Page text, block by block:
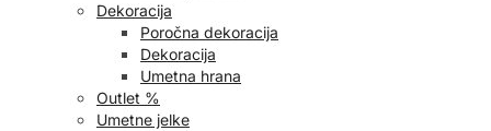
Dekoracija
Poročna dekoracija
Dekoracija
Umetna hrana
Outlet %
Umetne jelke